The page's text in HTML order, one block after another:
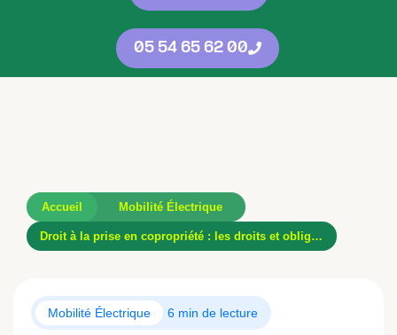
05 54 65 62 00
Accueil Mobilité Électrique
Droit à la prise en copropriété : les droits et obligations
Mobilité Électrique 6 min de lecture